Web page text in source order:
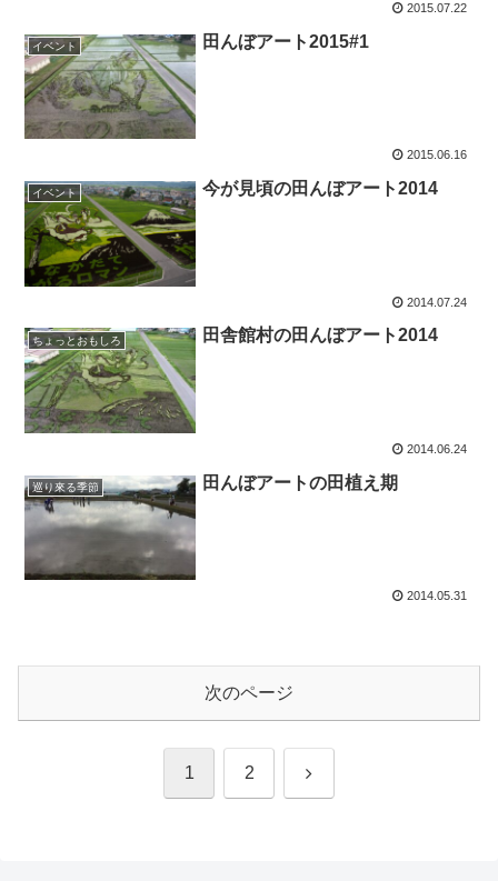
2015.07.22
イベント 田んぼアート2015#1
2015.06.16
イベント 今が見頃の田んぼアート2014
2014.07.24
ちょっとおもしろ 田舎館村の田んぼアート2014
2014.06.24
巡り來る季節 田んぼアートの田植え期
2014.05.31
次のページ
1 2 次